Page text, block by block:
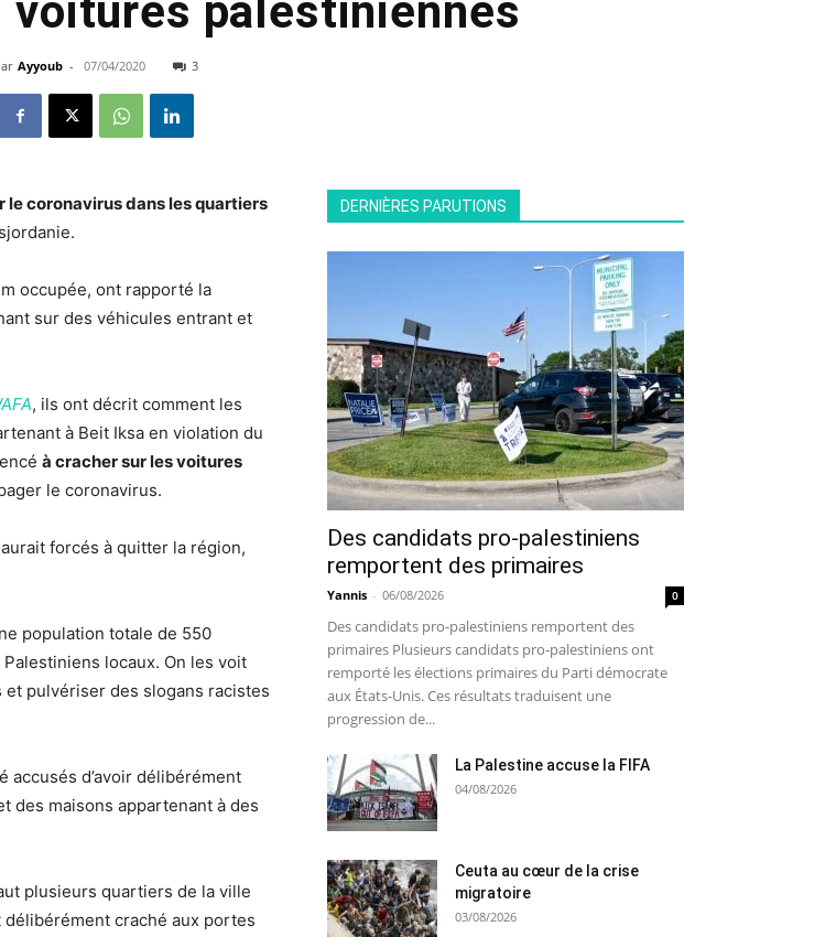
voitures palestiniennes
Ayyoub - 07/04/2020 3
le coronavirus dans les quartiers
occupée, ont rapporté la
sur des véhicules entrant et
, ils ont décrit comment les
à Beit Iksa en violation du
à cracher sur les voitures
le coronavirus.
forcés à quitter la région,
population totale de 550
locaux. On les voit
pulvériser des slogans racistes
accusés d’avoir délibérément
des maisons appartenant à des
plusieurs quartiers de la ville
craché aux portes
DERNIÈRES PARUTIONS
Des candidats pro-palestiniens
remportent des primaires
Yannis - 06/08/2026 0
Des candidats pro-palestiniens remportent des
primaires Plusieurs candidats pro-palestiniens ont
remporté les élections primaires du Parti démocrate
aux États-Unis. Ces résultats traduisent une
progression de...
La Palestine accuse la FIFA
04/08/2026
Ceuta au cœur de la crise
migratoire
03/08/2026